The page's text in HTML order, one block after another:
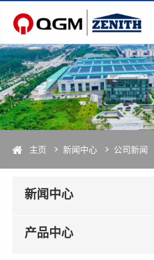
主页 新闻中心 公司新闻
新闻中心
产品中心